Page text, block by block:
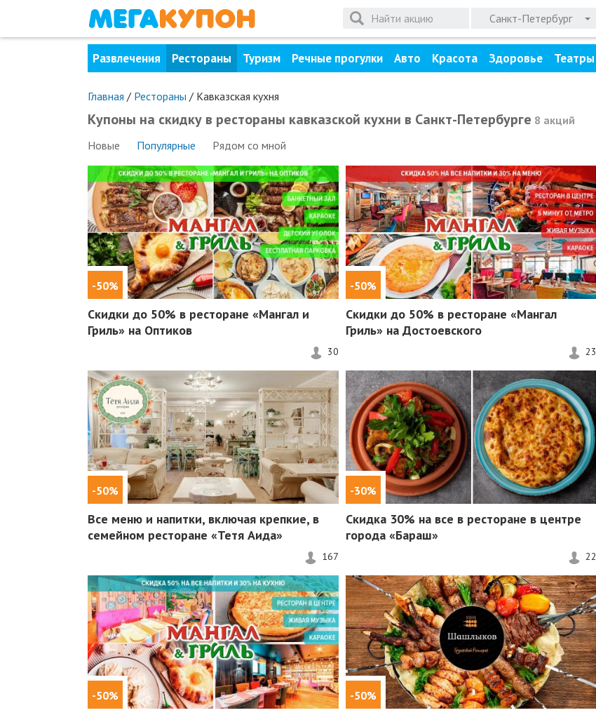
Санкт-Петербург
Развлечения Рестораны Туризм Речные прогулки Авто Красота Здоровье Театры
Главная / Рестораны / Кавказская кухня
Купоны на скидку в рестораны кавказской кухни в Санкт-Петербурге 8 акций
Новые
Популярные Рядом со мной
-50%
Скидки до 50% в ресторане «Мангал и
Гриль» на Оптиков
30
-50%
Скидки до 50% в ресторане «Мангал
Гриль» на Достоевского
23
-50%
Все меню и напитки, включая крепкие, в
семейном ресторане «Тетя Аида»
167
-30%
Скидка 30% на все в ресторане в центре
города «Бараш»
22
-50% -50%